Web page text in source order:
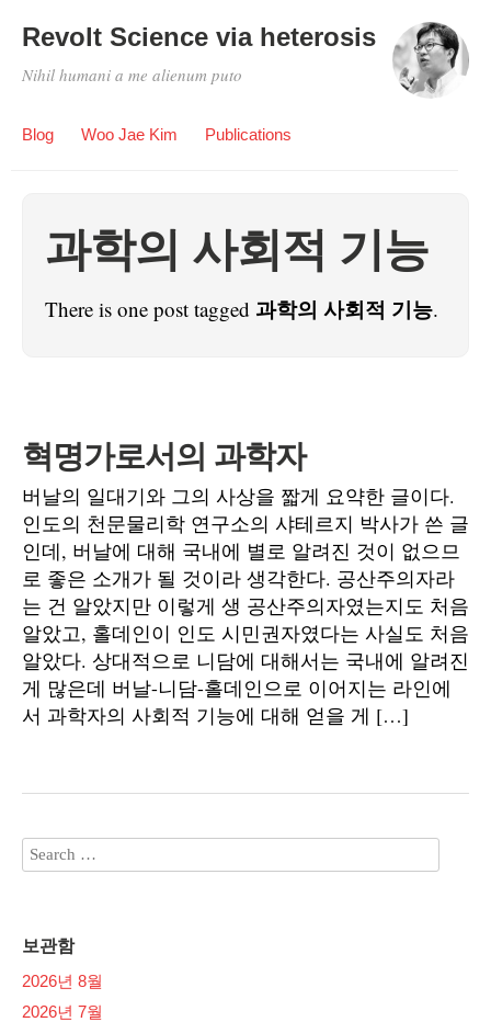
Revolt Science via heterosis
Nihil humani a me alienum puto
Blog Woo Jae Kim Publications
과학의 사회적 기능
There is one post tagged 과학의 사회적 기능.
혁명가로서의 과학자
버날의 일대기와 그의 사상을 짧게 요약한 글이다.
인도의 천문물리학 연구소의 샤테르지 박사가 쓴 글
인데, 버날에 대해 국내에 별로 알려진 것이 없으므
로 좋은 소개가 될 것이라 생각한다. 공산주의자라
는 건 알았지만 이렇게 생 공산주의자였는지도 처음
알았고, 홀데인이 인도 시민권자였다는 사실도 처음
알았다. 상대적으로 니담에 대해서는 국내에 알려진
게 많은데 버날-니담-홀데인으로 이어지는 라인에
서 과학자의 사회적 기능에 대해 얻을 게 […]
보관함
2026년 8월
2026년 7월